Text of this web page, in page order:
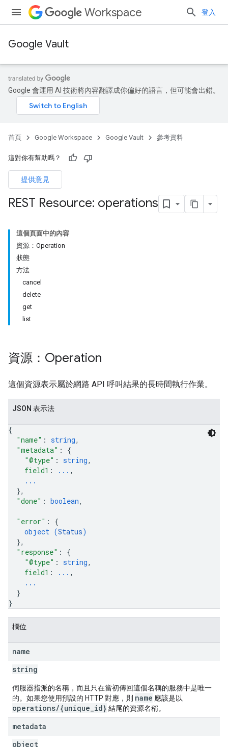
Workspace 登入
Google Vault
Google 會運用 AI 技術將內容翻譯成你偏好的語言，但可能會出錯。
首頁 Google Workspace Google Vault 參考資料
這對你有幫助嗎？
提供意見
REST Resource: operations
這個頁面中的內容
資源：Operation
狀態
方法
cancel
delete
get
list
資源：Operation
這個資源表示屬於網路 API 呼叫結果的長時間執行作業。
JSON 表示法
{
"name" : string,
"metadata" : {
"@type" : string,
field1 : ... ,
...
},
"done" : boolean,
"error" : {
object (Status)
},
"response" : {
"@type" : string,
field1 : ... ,
...
}
}
欄位
name
string
伺服器指派的名稱，而且只在當初傳回這個名稱的服務中是唯一
的。如果您使用預設的 HTTP 對應，則 name 應該是以
operations/{unique_id} 結尾的資源名稱。
metadata
object